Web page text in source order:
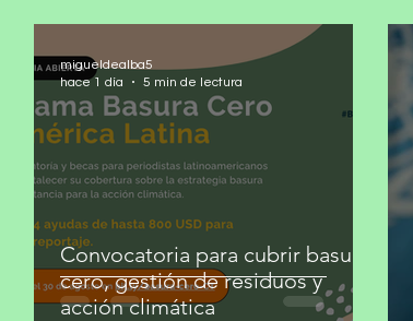
Convocatoria para cubrir basura
cero, gestión de residuos y
acción climática
migueldealba5
hace 1 día
5 min de lectura